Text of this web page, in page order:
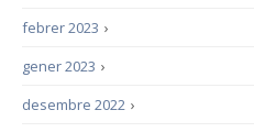
›
febrer 2023
›
gener 2023
›
desembre 2022